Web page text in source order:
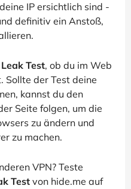
IP ersichtlich sind -
definitiv ein Anstoß,
Test, ob du im Web
Sollte der Test deine
kannst du den
Seite folgen, um die
zu ändern und
zu machen.
VPN? Teste
Testvon hide.me auf